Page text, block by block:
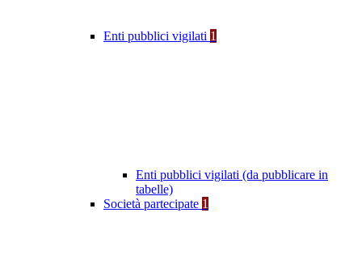
Enti pubblici vigilati 1
Enti pubblici vigilati (da pubblicare in
tabelle)
Società partecipate 1